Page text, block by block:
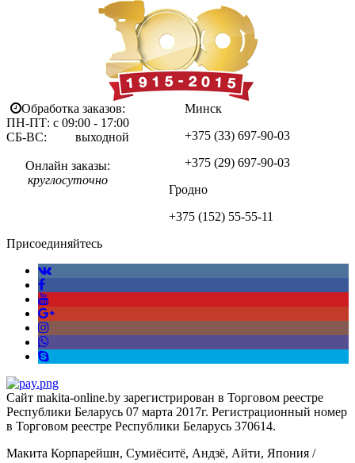
Обработка заказов:
ПН-ПТ: с 09:00 - 17:00
СБ-ВС: выходной
Онлайн заказы:
круглосуточно
Минск
+375 (33) 697-90-03
+375 (29) 697-90-03
Гродно
+375 (152) 55-55-11
Присоединяйтесь
Сайт makita-online.by зарегистрирован в Торговом реестре
Республики Беларусь 07 марта 2017г. Регистрационный номер
в Торговом реестре Республики Беларусь 370614.
Макита Корпарейшн, Сумиёситё, Андзё, Айти, Япония /